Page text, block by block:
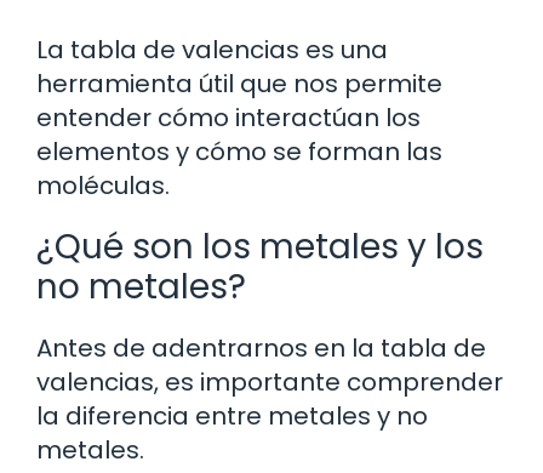
La tabla de valencias es una
herramienta útil que nos permite
entender cómo interactúan los
elementos y cómo se forman las
moléculas.
¿Qué son los metales y los
no metales?
Antes de adentrarnos en la tabla de
valencias, es importante comprender
la diferencia entre metales y no
metales.